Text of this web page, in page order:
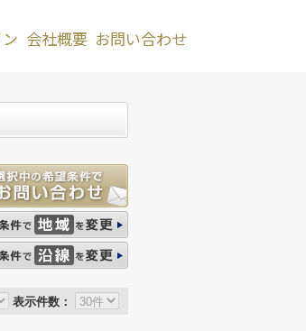
会社概要 お問い合わせ
表示件数：